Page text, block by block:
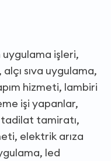
işleri,
sıva uygulama,
hizmeti, lambiri
işi yapanlar,
tamiratı,
elektrik arıza
led